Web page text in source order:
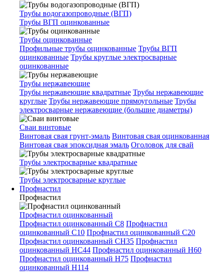
Трубы водогазопроводные (ВГП)
Трубы ВГП оцинкованные
Трубы оцинкованные
Профильные трубы оцинкованные Трубы ВГП
оцинкованные Трубы круглые электросварные
оцинкованные
Трубы нержавеющие
Трубы нержавеющие квадратные Трубы нержавеющие
круглые Трубы нержавеющие прямоугольные Трубы
электросварные нержавеющие (большие диаметры)
Сваи винтовые
Винтовая свая грунт-эмаль Винтовая свая оцинкованная
Винтовая свая эпоксидная эмаль Оголовок для свай
Трубы электросварные квадратные
Трубы электросварные круглые
Профнастил
Профнастил
Профнастил оцинкованный
Профнастил оцинкованный С8 Профнастил
оцинкованный С10 Профнастил оцинкованный С20
Профнастил оцинкованный СН35 Профнастил
оцинкованный НС44 Профнастил оцинкованный Н60
Профнастил оцинкованный Н75 Профнастил
оцинкованный Н114